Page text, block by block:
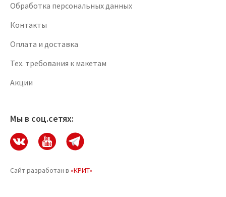
Обработка персональных данных
Контакты
Оплата и доставка
Тех. требования к макетам
Акции
Мы в соц.сетях:
Сайт разработан в «КРИТ»